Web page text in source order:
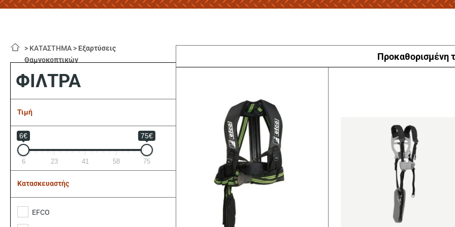
> ΚΑΤΑΣΤΗΜΑ > Εξαρτύσεις
Θαμνοκοπτικών
ΦΙΛΤΡΑ
Τιμή
6€ 75€
6 23 41 58 75
Κατασκευαστής
EFCO